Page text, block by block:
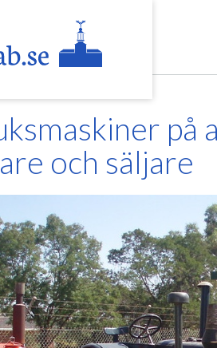
på
och säljare